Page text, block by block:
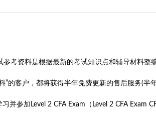
参考资料是根据最新的考试知识点和辅导材料
”的客户，都将获得半年免费更新的售后服务(
并参加Level 2 CFA Exam（Level 2 CFA Exam